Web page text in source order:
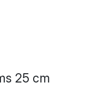
25 cm